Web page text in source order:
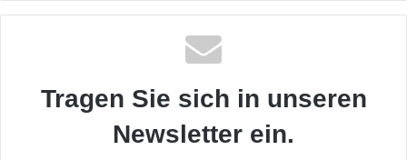
Tragen Sie sich in unseren
Newsletter ein.